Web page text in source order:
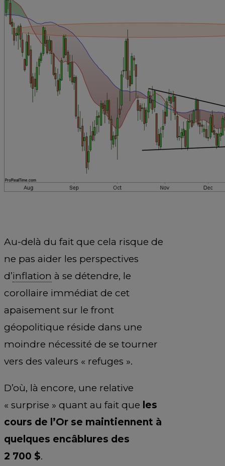
Au-delà du fait que cela risque de
ne pas aider les perspectives
d’inflation à se détendre, le
corollaire immédiat de cet
apaisement sur le front
géopolitique réside dans une
moindre nécessité de se tourner
vers des valeurs « refuges ».
D’où, là encore, une relative
« surprise » quant au fait que les
cours de l’Or se maintiennent à
quelques encâblures des
2 700 $.